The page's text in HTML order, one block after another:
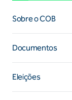
Sobre o COB
Documentos
Eleições